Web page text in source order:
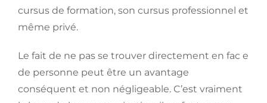
cursus de formation, son cursus professionnel et
même privé.
Le fait de ne pas se trouver directement en fac e
de personne peut être un avantage
conséquent et non négligeable. C’est vraiment